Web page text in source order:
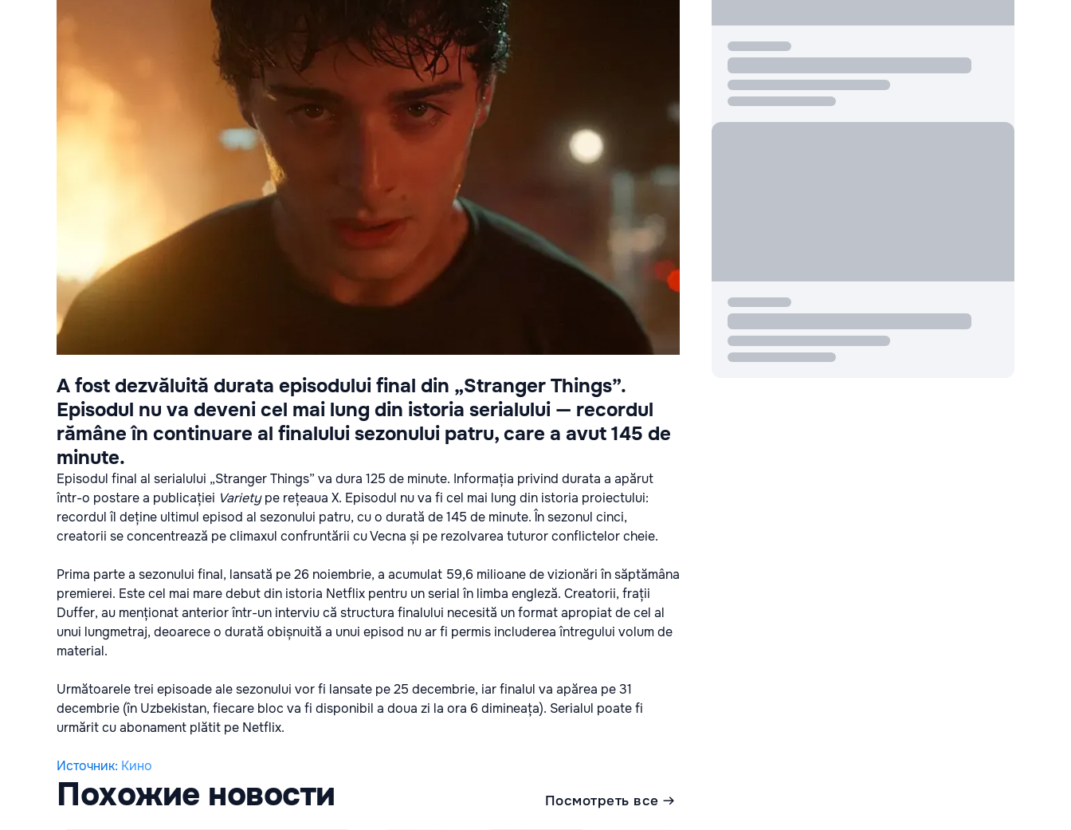
A fost dezvăluită durata episodului final din „Stranger Things”.
Episodul nu va deveni cel mai lung din istoria serialului — recordul
rămâne în continuare al finalului sezonului patru, care a avut 145 de
minute.
Episodul final al serialului „Stranger Things” va dura 125 de minute. Informația privind durata a apărut
într-o postare a publicației Varietype rețeaua X. Episodul nu va fi cel mai lung din istoria proiectului:
recordul îl deține ultimul episod al sezonului patru, cu o durată de 145 de minute. În sezonul cinci,
creatorii se concentrează pe climaxul confruntării cu Vecna și pe rezolvarea tuturor conflictelor cheie.
Prima parte a sezonului final, lansată pe 26 noiembrie, a acumulat 59,6 milioane de vizionări în săptămâna
premierei. Este cel mai mare debut din istoria Netflix pentru un serial în limba engleză. Creatorii, frații
Duffer, au menționat anterior într-un interviu că structura finalului necesită un format apropiat de cel al
unui lungmetraj, deoarece o durată obișnuită a unui episod nu ar fi permis includerea întregului volum de
material.
Următoarele trei episoade ale sezonului vor fi lansate pe 25 decembrie, iar finalul va apărea pe 31
decembrie (în Uzbekistan, fiecare bloc va fi disponibil a doua zi la ora 6 dimineața). Serialul poate fi
urmărit cu abonament plătit pe Netflix.
Источник: Кино
Похожие новости Посмотреть все